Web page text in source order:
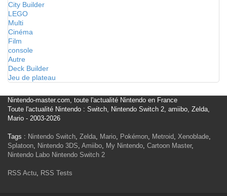
City Builder
LEGO
Multi
Cinéma
Film
console
Autre
Deck Builder
Jeu de plateau
Nintendo-master.com, toute l'actualité Nintendo en France
Toute l'actualité Nintendo : Switch, Nintendo Switch 2, amiibo, Zelda,
Mario - 2003-2026
Tags : Nintendo Switch, Zelda, Mario, Pokémon, Metroid, Xenoblade,
Splatoon, Nintendo 3DS, Amiibo, My Nintendo, Cartoon Master,
Nintendo Labo Nintendo Switch 2
RSS Actu, RSS Tests